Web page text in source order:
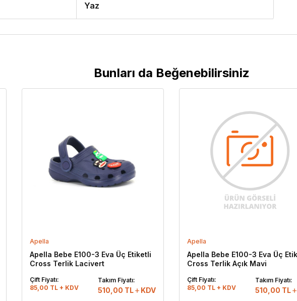
Yaz
Bunları da Beğenebilirsiniz
Apella
Apella Bebe E100-3 Eva Üç Etiketli
Cross Terlik Lacivert
Çift Fiyatı:
85,00 TL + KDV
Takım Fiyatı:
510,00 TL KDV
Apella
Apella Bebe E100-3 Eva Üç
Cross Terlik Açık Mavi
Çift Fiyatı:
85,00 TL + KDV
Takım Fiyatı:
510,00 TL